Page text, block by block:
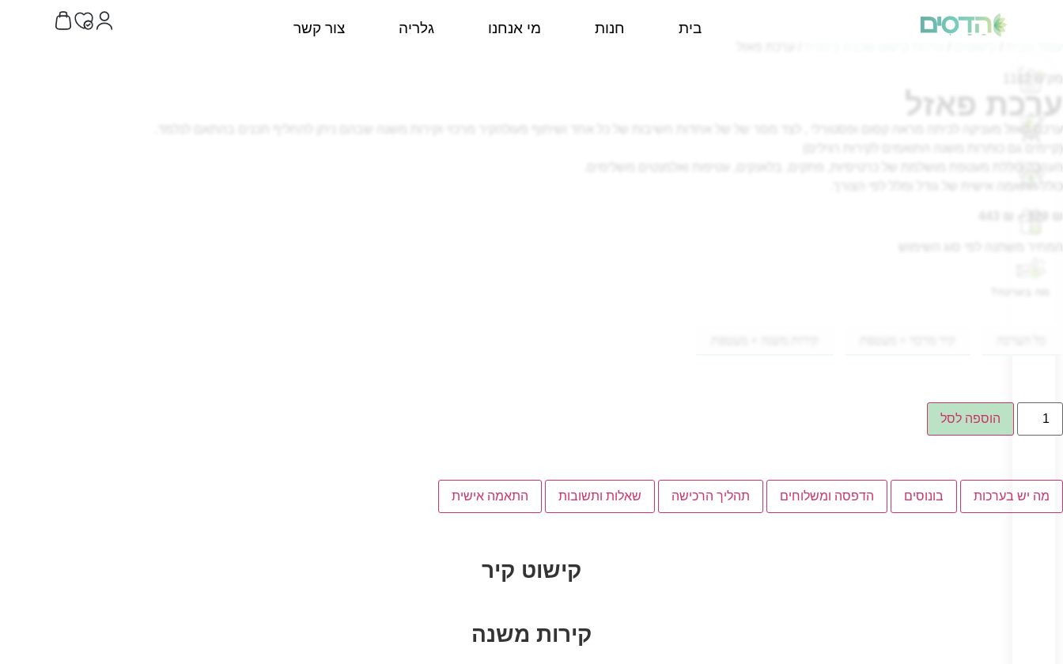
בית חנות מי אנחנו גלריה צור קשר
ערכת פאזל
ערכת פאזל מעניקה לכיתה מראה קסום ופסטורלי , לצד מסר של של אחדות חשיבות של כל אחד ושיתוף פעולהקיר מרכזי וקירות משנה שבהם ניתן להחליף תכנים בהתאם לנלמד.
הוספה לסל
מה יש בערכות בונוסים הדפסה ומשלוחים תהליך הרכישה שאלות ותשובות התאמה אישית
קישוט קיר
קירות משנה